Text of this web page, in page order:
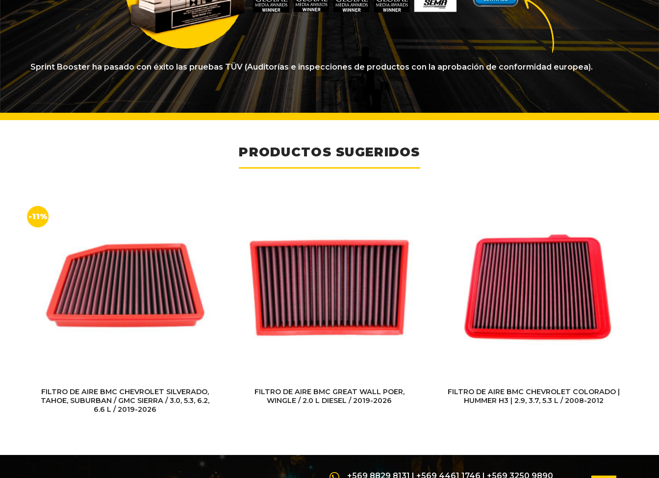
Sprint Booster ha pasado con éxito las pruebas TÜV (Auditorías e inspecciones de productos con la aprobación de conformidad europea).
PRODUCTOS SUGERIDOS
-11%
FILTRO DE AIRE BMC CHEVROLET SILVERADO,
TAHOE, SUBURBAN / GMC SIERRA / 3.0, 5.3, 6.2,
6.6 L / 2019-2026
FILTRO DE AIRE BMC GREAT WALL POER,
WINGLE / 2.0 L DIESEL / 2019-2026
FILTRO DE AIRE BMC CHEVROLET COLORADO |
HUMMER H3 | 2.9, 3.7, 5.3 L / 2008-2012
+569 8829 8131 | +569 4461 1746 | +569 3250 9890